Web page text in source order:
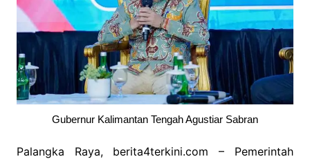
Gubernur Kalimantan Tengah Agustiar Sabran
Palangka Raya, berita4terkini.com – Pemerintah